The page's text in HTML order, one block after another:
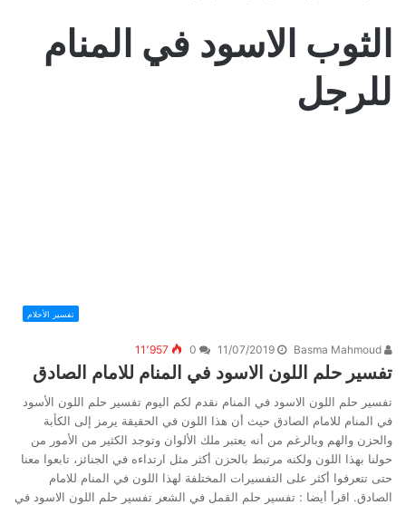
الثوب الاسود في المنام
للرجل
تفسير الأحلام
Basma Mahmoud
11/07/2019
0 11٬957
تفسير حلم اللون الاسود في المنام للامام الصادق
تفسير حلم اللون الاسود في المنام نقدم لكم اليوم تفسير حلم اللون الأسود
في المنام للامام الصادق حيث أن هذا اللون في الحقيقة يرمز إلى الكأبة
والحزن والهم وبالرغم من أنه يعتبر ملك الألوان وتوجد الكثير من الأمور من
حولنا بهذا اللون ولكنه مرتبط بالحزن أكثر مثل ارتداءه في الجنائز، تابعوا معنا
حتى تتعرفوا أكثر على التفسيرات المختلفة لهذا اللون في المنام للامام
الصادق. اقرأ أيضا : تفسير حلم القمل في الشعر تفسير حلم اللون الاسود في